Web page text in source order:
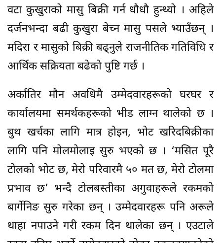
वटा कुखुराको मासु बिक्री गर्न धौधौ हुन्थ्यो । अहिले
दर्जनभन्दा बढी कुखुरा बेच्न मासु पसले भ्याउँछन् ।
मदिरा र मासुको बिक्री बढ्नुले राजनीतिक गतिविधि र
आर्थिक सक्रियता बढेको पुष्टि गर्छ ।
अर्कातिर मौन अवधिमै उम्मेदवारहरूको घरघर र
कार्यालयमा समर्थकहरूको भीड लाग्न थालेको छ ।
बुथ खर्चका लागि मात्र होइन, भोट खरिदबिक्रीका
लागि पनि मोलमोलाइ सुरु भएको छ । ‘मसित पूरै
टोलको भोट छ, मेरो परिवारमै ५० मत छ, मेरो टोलमा
प्रभाव छ’ भन्दै टोलबस्तीका अगुवाहरूले रकमको
बार्गेनिङ सुरु गरेका छन् । उम्मेदवारहरू पनि अरूले
थाहा नपाउने गरी रकम दिन थालेका छन् । एउटाले